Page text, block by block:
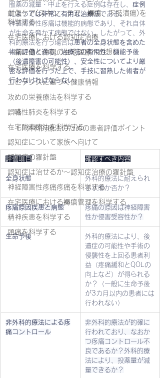
創傷ケア(スキン テア、褥瘡、下肢潰瘍)を
科学する
在宅医療における認知症治療
一緒に働く仲間の在宅医療への想い
在宅医療を科学する
エビデンスに基づく健康情報
攻めの栄養療法を科学する
誤嚥性肺炎を科学する
在宅酸素療法を科学する
認知症について家族へ向けて
認知症の羅針盤
認知症は治せるか～認知症治療の羅針盤
神経障害性疼痛疼痛を科学する
在宅医療における褥瘡管理を科学する
精神疾患を科学する
頭痛を科学する
服薬の減量・中止を行える症例は存在し、 症例
によっては非常に有用な治療法である。
神経障害性疼痛は機能的病態であり、それ自体
が生命を脅かす病態ではない。したがって、外
科的療法を行う場合は患者の全身状態を含めた
術前評価と適応、治療法の有用性、機能予後
（後遺障害の可能性）、安全性についてより厳
密な評価を行った上で、手技に習熟した術者が
行わなければならない。
Ⅰ. 外科的療法のための患者評価ポイント
評価項目 確認すべき内容
全身状態
外科的療法に耐えられ
る状態か否か？
疼痛原因疾患と病態
疼痛の原因は神経障害
性か侵害受容性か？
生命予後
外科的療法により、後
遺症の可能性や手術の
侵襲性を上回る患者利
益（疼痛緩和とQOLの
向上など）が得られる
か？（一般に生命予後
が3カ月以内の患者には
行われない）
非外科的療法による疼
痛コントロール
非外科的療法が的確に
行われており、なおか
つ疼痛コントロール不
良であるか？外科的療
法により、投薬量が減
量できるか？